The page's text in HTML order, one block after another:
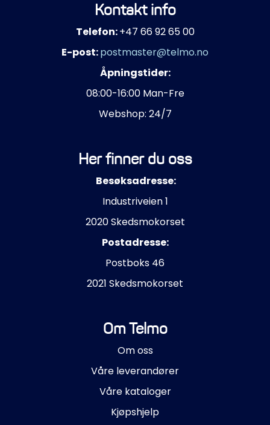
Kontakt info
Telefon:+47 66 92 65 00
E-post:postmaster@telmo.no
Åpningstider:
08:00-16:00 Man-Fre
Webshop: 24/7
Her finner du oss
Besøksadresse:
Industriveien 1
2020 Skedsmokorset
Postadresse:
Postboks 46
2021 Skedsmokorset
Om Telmo
Om oss
Våre leverandører
Våre kataloger
Kjøpshjelp